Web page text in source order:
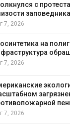
Авг 7, 2026